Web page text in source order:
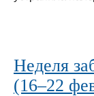
Неделя
(16–22